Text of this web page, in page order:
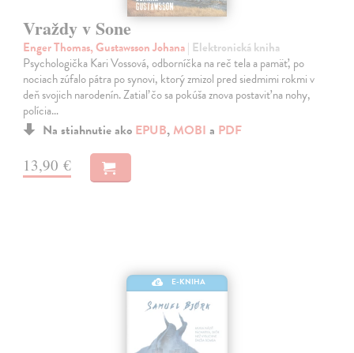
Vraždy v Sone
Enger Thomas, Gustawsson Johana| Elektronická kniha
Psychologička Kari Vossová, odborníčka na reč tela a pamäť, po
nociach zúfalo pátra po synovi, ktorý zmizol pred siedmimi rokmi v
deň svojich narodenín. Zatiaľ čo sa pokúša znova postaviť na nohy,
polícia…
Na stiahnutie ako EPUB, MOBI a PDF
13,90 €
E-KNIHA